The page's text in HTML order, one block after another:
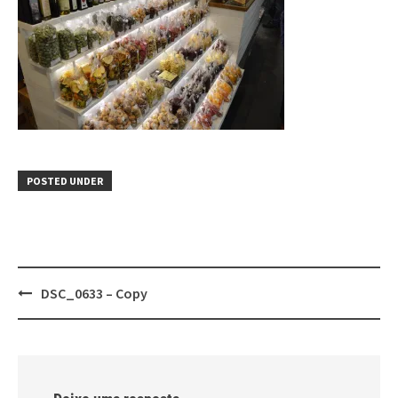
POSTED UNDER
PostDSC_0633 – Copy